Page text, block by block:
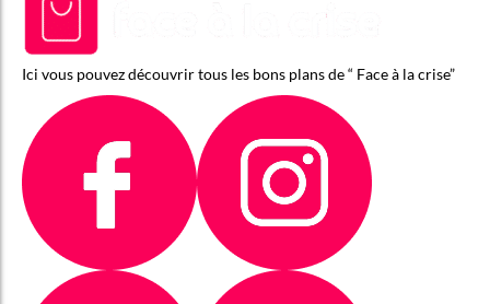
Ici vous pouvez découvrir tous les bons plans de “ Face à la crise”